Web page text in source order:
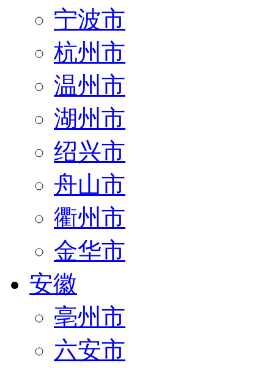
宁波市
杭州市
温州市
湖州市
绍兴市
舟山市
衢州市
金华市
安徽
亳州市
六安市